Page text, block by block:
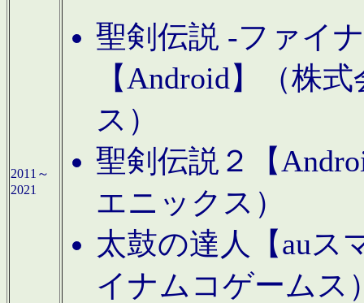
2011～
2021
聖剣伝説 -ファイ
【Android】（株
ス）
聖剣伝説２【
エニックス）
太鼓の達人【auス
イナムコゲームス